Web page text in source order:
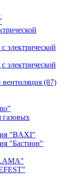
электрической
электрической
(87)
газовых
"BAXI"
"Бастион"